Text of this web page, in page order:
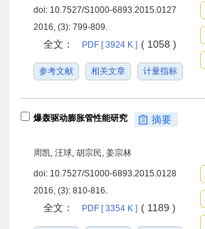
doi: 10.7527/S1000-6893.2015.0127
2016, (3): 799-809.
全文： PDF [ 3924 K ] ( 1058 )
参考文献 相关文章 计量指标
爆轰驱动膨胀管性能研究 摘要
周凯, 汪球, 胡宗民, 姜宗林
doi: 10.7527/S1000-6893.2015.0128
2016, (3): 810-816.
全文： PDF [ 3354 K ] ( 1189 )